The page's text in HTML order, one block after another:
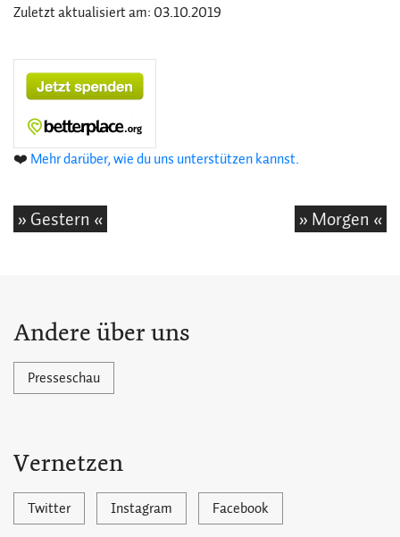
Zuletzt aktualisiert am: 03.10.2019
❤️ Mehr darüber, wie du uns unterstützen kannst.
» Gestern « » Morgen «
Andere über uns
Presseschau
Vernetzen
Twitter Instagram Facebook